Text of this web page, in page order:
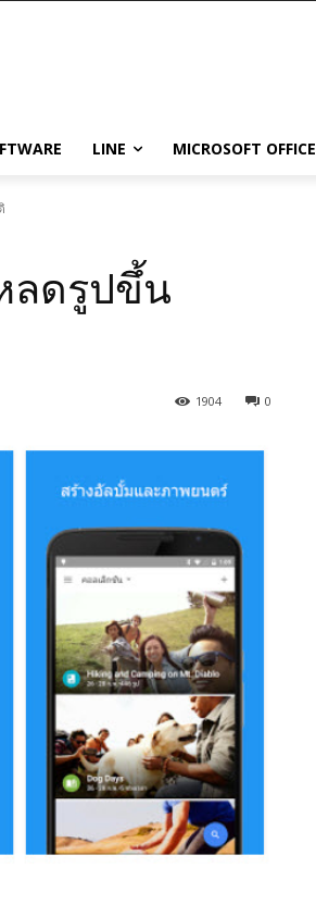
LINE MICROSOFT OFFICE
ลดรูปขึ้น
0
1904